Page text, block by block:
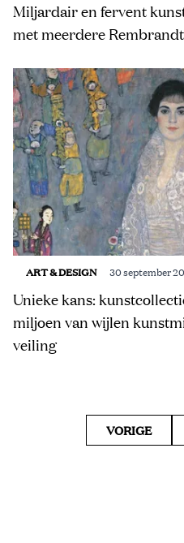
Miljardair en fervent
met meerdere
ART & DESIGN 30 september
Unieke kans:
miljoen van wijlen
veiling
VORIGE